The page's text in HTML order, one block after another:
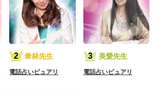
希林先生
電話占いピュアリ
美愛先生
電話占いピュアリ